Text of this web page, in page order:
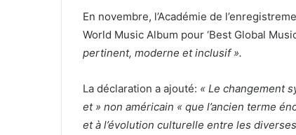
En novembre, l’Académie de
World Music Album pour ‘Best Global
pertinent, moderne et inclusif ».
La déclaration a ajouté: « Le changement
et » non américain « que l’ancien terme
et à l’évolution culturelle entre les